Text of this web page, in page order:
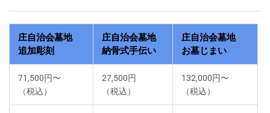
庄自治会墓地
追加彫刻
庄自治会墓地
納骨式手伝い
庄自治会墓地
お墓じまい
71,500円〜
（税込）
27,500円
（税込）
132,000円〜
（税込）